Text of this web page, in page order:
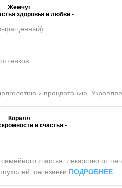
Жемчуг
здоровья и любви -
и процветанию.
Коралл
и счастья -
счастья, лекарство от
селезенки ПОДРОБНЕЕ